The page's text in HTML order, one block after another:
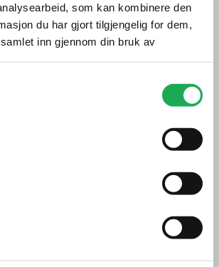
som kan kombinere den
du har gjort tilgjengelig for dem,
inn gjennom din bruk av
som tåler alt
på når du innreder badet
valg av dusj